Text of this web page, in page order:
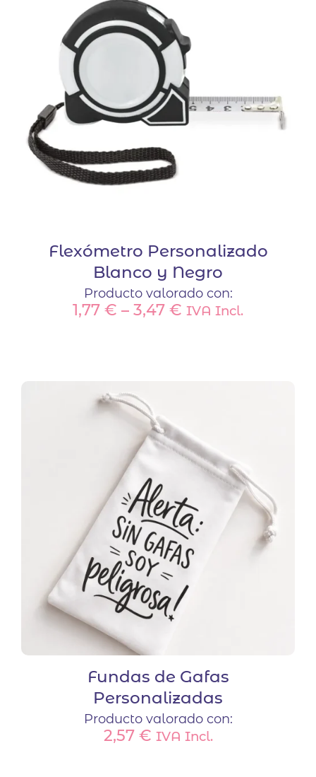
opciones
se
pueden
elegir
en
la
página
de
producto
Flexómetro Personalizado
Blanco y Negro
Producto valorado con:
1,77 € – 3,47 € IVA Incl.
Las
opciones
se
pueden
elegir
en
la
página
de
producto
Fundas de Gafas
Personalizadas
Producto valorado con:
2,57 € IVA Incl.